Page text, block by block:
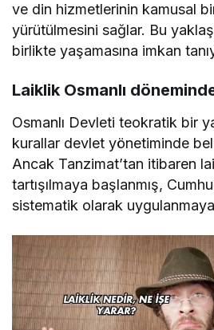
ve din hizmetlerinin kamusal
yürütülmesini sağlar. Bu
birlikte yaşamasına imkan
Laiklik Osmanlı
Osmanlı Devleti teokratik bir
kurallar devlet yönetiminde
Ancak Tanzimat’tan itibaren
tartışılmaya başlanmış,
sistematik olarak uygulanmaya